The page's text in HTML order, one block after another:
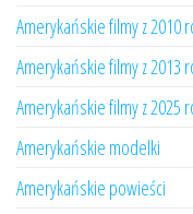
Amerykańskie filmy z 2010
Amerykańskie filmy z 2013
Amerykańskie filmy z 2025
Amerykańskie modelki
Amerykańskie powieści